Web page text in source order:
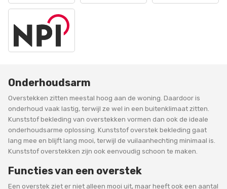
Onderhoudsarm
Overstekken zitten meestal hoog aan de woning. Daardoor is
onderhoud vaak lastig, terwijl ze wel in een buitenklimaat zitten.
Kunststof bekleding van overstekken vormen dan ook de ideale
onderhoudsarme oplossing. Kunststof overstek bekleding gaat
lang mee en blijft lang mooi, terwijl de vuilaanhechting minimaal is.
Kunststof overstekken zijn ook eenvoudig schoon te maken.
Functies van een overstek
Een overstek ziet er niet alleen mooi uit, maar heeft ook een aantal